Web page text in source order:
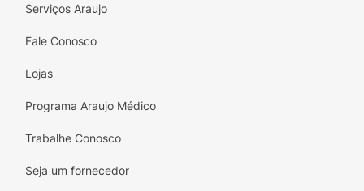
Neutralização Eficiente:
alaranjados já na lavagem.
Brilho Extremo:
que proporcionam um efeito luminoso e
Protetores ajudam a manter a integridade
Serviços Araujo
Fale Conosco
Lojas
Programa Araujo Médico
Trabalhe Conosco
Seja um fornecedor